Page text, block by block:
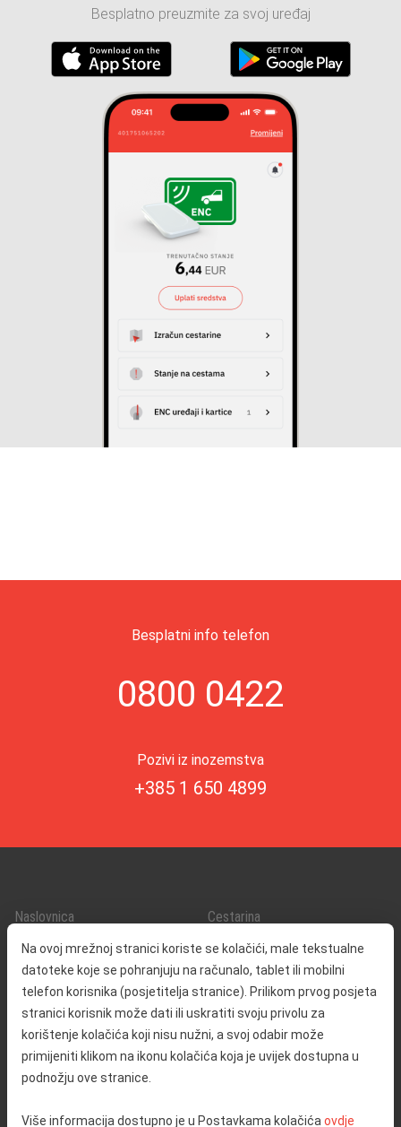
Na ovoj mrežnoj stranici koriste se kolačići, male tekstualne
datoteke koje se pohranjuju na računalo, tablet ili mobilni
telefon korisnika (posjetitelja stranice). Prilikom prvog posjeta
stranici korisnik može dati ili uskratiti svoju privolu za
korištenje kolačića koji nisu nužni, a svoj odabir može
primijeniti klikom na ikonu kolačića koja je uvijek dostupna u
podnožju ove stranice.
Više informacija dostupno je u Postavkama kolačića ovdje
Besplatno preuzmite za svoj uređaj
Besplatni info telefon
0800 0422
Pozivi iz inozemstva
+385 1 650 4899
Naslovnica
O nama
Kontakt
Cestarina
Promet i sigurnost
Servisne informacije
Reklamacija
Javna nabava
Odnosi s javnošću
Izjava o pristupačnosti